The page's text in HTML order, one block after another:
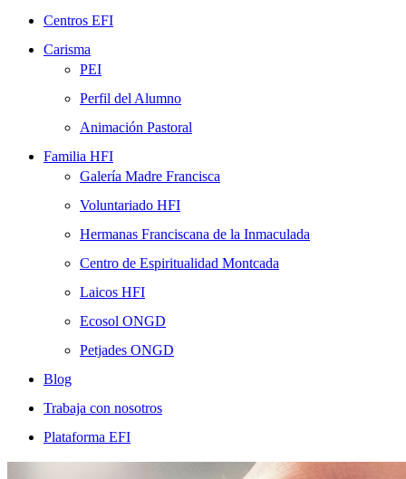
Centros EFI
Carisma
PEI
Perfil del Alumno
Animación Pastoral
Familia HFI
Galería Madre Francisca
Voluntariado HFI
Hermanas Franciscana de la Inmaculada
Centro de Espiritualidad Montcada
Laicos HFI
Ecosol ONGD
Petjades ONGD
Blog
Trabaja con nosotros
Plataforma EFI